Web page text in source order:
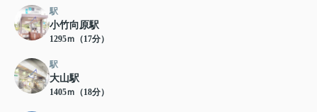
駅
小竹向原駅
1295ｍ（17分）
駅
大山駅
1405ｍ（18分）